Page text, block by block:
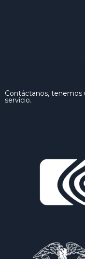
Contáctanos, tenemos
servicio.